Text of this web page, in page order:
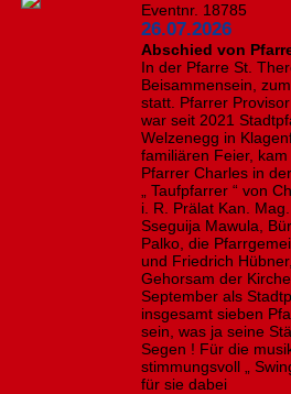
Eventnr. 18785
26.07.2026
Abschied von
In der Pfarre St.
Beisammensein,
statt. Pfarrer
war seit 2021
Welzenegg in
familiären Feier,
Pfarrer Charles in
„ Taufpfarrer “ von
i. R. Prälat Kan.
Sseguija Mawula,
Palko, die
und Friedrich
Gehorsam der
September als
insgesamt sieben
sein, was ja seine
Segen ! Für die
stimmungsvoll „
für sie dabei